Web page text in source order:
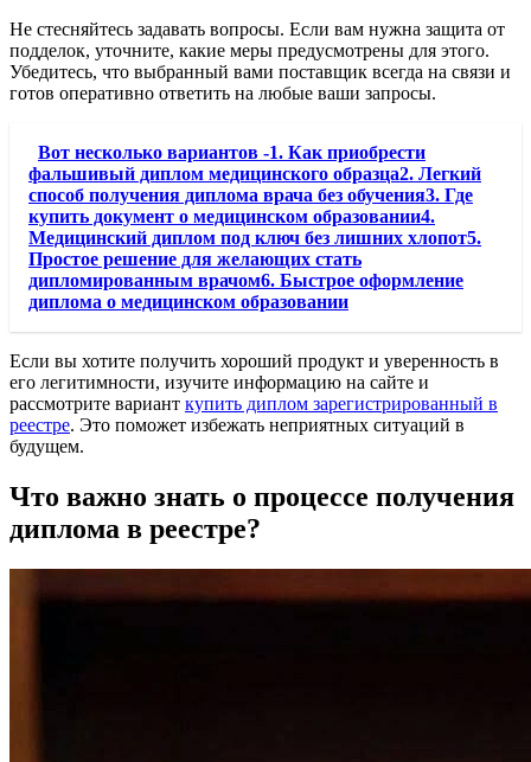
Не стесняйтесь задавать вопросы. Если вам нужна защита от
подделок, уточните, какие меры предусмотрены для этого.
Убедитесь, что выбранный вами поставщик всегда на связи и
готов оперативно ответить на любые ваши запросы.
Вот несколько вариантов -1. Как приобрести
фальшивый диплом медицинского образца2. Легкий
способ получения диплома врача без обучения3. Где
купить документ о медицинском образовании4.
Медицинский диплом под ключ без лишних хлопот5.
Простое решение для желающих стать
дипломированным врачом6. Быстрое оформление
диплома о медицинском образовании
Если вы хотите получить хороший продукт и уверенность в
его легитимности, изучите информацию на сайте и
рассмотрите вариант купить диплом зарегистрированный в
реестре. Это поможет избежать неприятных ситуаций в
будущем.
Что важно знать о процессе получения
диплома в реестре?